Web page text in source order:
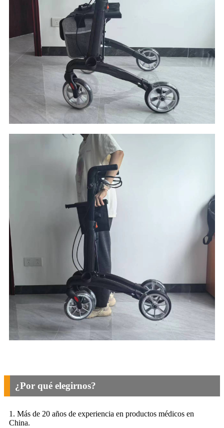
¿Por qué elegirnos?
1. Más de 20 años de experiencia en productos médicos en
China.